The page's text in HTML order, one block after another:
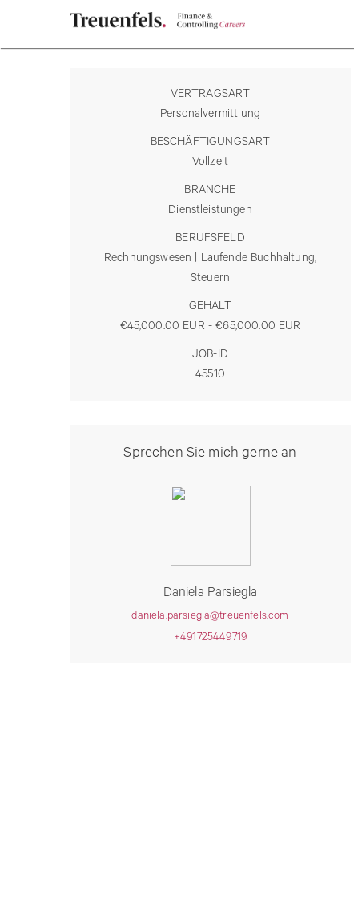
VERTRAGSART
Personalvermittlung
BESCHÄFTIGUNGSART
Vollzeit
BRANCHE
Dienstleistungen
BERUFSFELD
Rechnungswesen | Laufende Buchhaltung,
Steuern
GEHALT
€45,000.00 EUR - €65,000.00 EUR
JOB-ID
45510
Sprechen Sie mich gerne an
Daniela Parsiegla
daniela.parsiegla@treuenfels.com
+491725449719